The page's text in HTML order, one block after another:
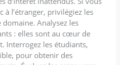
à l’étranger, privilégiez les
domaine. Analysez les
: elles sont au cœur de
Interrogez les étudiants,
pour obtenir des